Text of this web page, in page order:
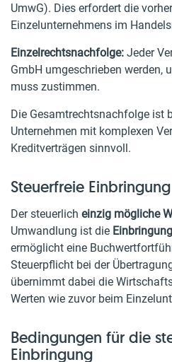
UmwG). Dies erfordert die
Einzelunternehmens im
Einzelrechtsnachfolge: Jeder
GmbH umgeschrieben werden,
muss zustimmen.
Die Gesamtrechtsnachfolge ist
Unternehmen mit komplexen
Kreditverträgen sinnvoll.
Steuerfreie
Der steuerlich einzig mögliche
Umwandlung ist die
ermöglicht eine
Steuerpflicht bei der
übernimmt dabei die
Werten wie zuvor beim
Bedingungen für die
Einbringung